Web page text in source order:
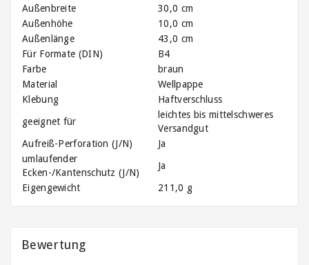
Außenbreite
30,0 cm
Außenhöhe
10,0 cm
Außenlänge
43,0 cm
Für Formate (DIN)
B4
Farbe
braun
Material
Wellpappe
Klebung
Haftverschluss
geeignet für
leichtes bis mittelschweres
Versandgut
Aufreiß-Perforation (J/N)
Ja
umlaufender
Ecken-/Kantenschutz (J/N)
Ja
Eigengewicht
211,0 g
Bewertung